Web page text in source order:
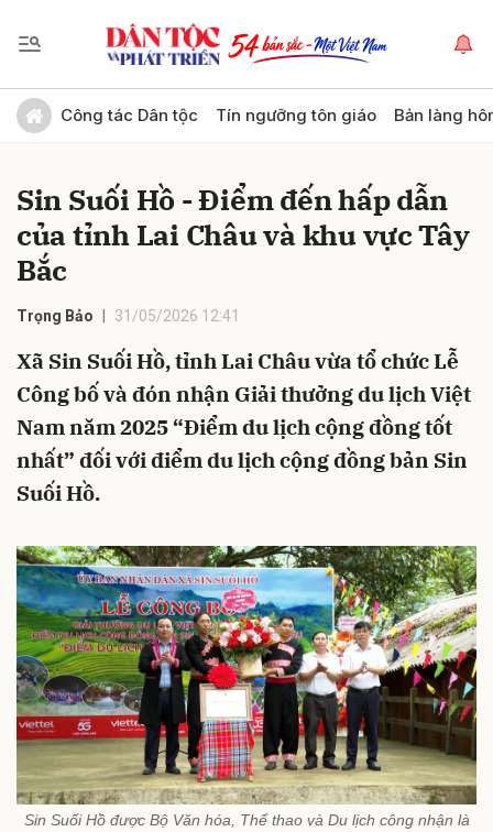
Công tác Dân tộc Tín ngưỡng tôn giáo Bản làng
Sin Suối Hồ - Điểm đến hấp dẫn
của tỉnh Lai Châu và khu vực Tây
Bắc
Trọng Bảo 31/05/2026 12:41
Xã Sin Suối Hồ, tỉnh Lai Châu vừa tổ chức Lễ
Công bố và đón nhận Giải thưởng du lịch Việt
Nam năm 2025 “Điểm du lịch cộng đồng tốt
nhất” đối với điểm du lịch cộng đồng bản Sin
Suối Hồ.
Sin Suối Hồ được Bộ Văn hóa, Thể thao và Du lịch công nhận là
Gửi bình luận